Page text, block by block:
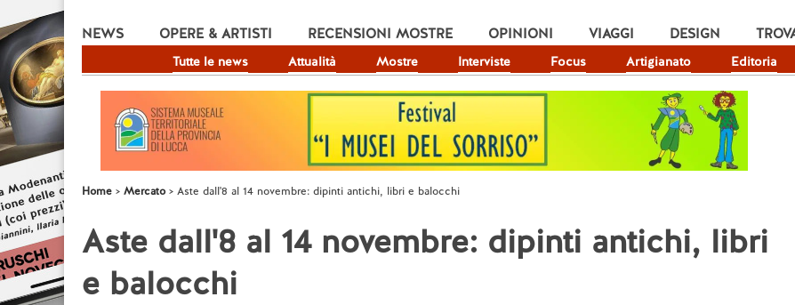
NEWS
Tutte le news Attualità Mostre Interviste Focus Artigianato Editoria
OPERE & ARTISTI RECENSIONI MOSTRE OPINIONI VIAGGI DESIGN
Home Mercato Aste dall'8 al 14 novembre: dipinti antichi, libri e balocchi
Aste dall'8 al 14 novembre: dipinti antichi, libri
e balocchi